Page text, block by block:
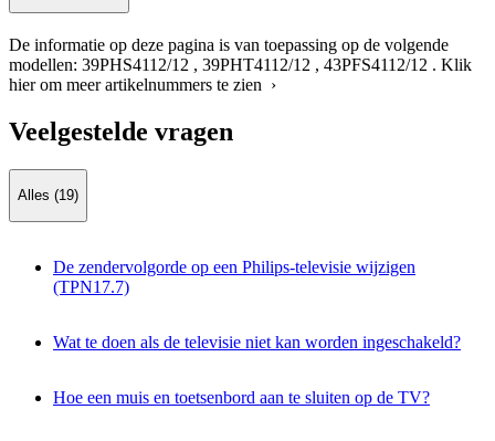
De informatie op deze pagina is van toepassing op de volgende
modellen: 39PHS4112/12 , 39PHT4112/12 , 43PFS4112/12 . Klik
hier om meer artikelnummers te zien ›
Veelgestelde vragen
Alles (19)
De zendervolgorde op een Philips-televisie wijzigen
(TPN17.7)
Wat te doen als de televisie niet kan worden ingeschakeld?
Hoe een muis en toetsenbord aan te sluiten op de TV?